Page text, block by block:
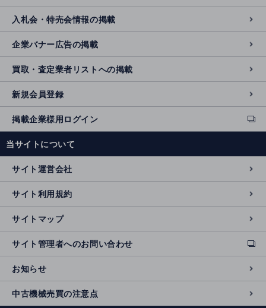
入札会・特売会情報の掲載
企業バナー広告の掲載
買取・査定業者リストへの掲載
新規会員登録
掲載企業様用ログイン
ext
e
n
al
si
t
e
当サイトについて
サイト運営会社
サイト利用規約
サイトマップ
サイト管理者へのお問い合わせ
ext
e
r
n
al
お知らせ
中古機械売買の注意点